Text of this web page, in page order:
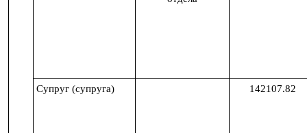
Супруг (супруга) 142107.82